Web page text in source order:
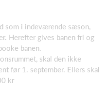
som i indeværende sæson,
Herefter gives banen fri og
banen.
skal den ikke
før 1. september. Ellers skal
kr